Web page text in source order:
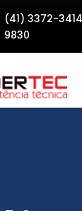
(41) 3372-3414
9830